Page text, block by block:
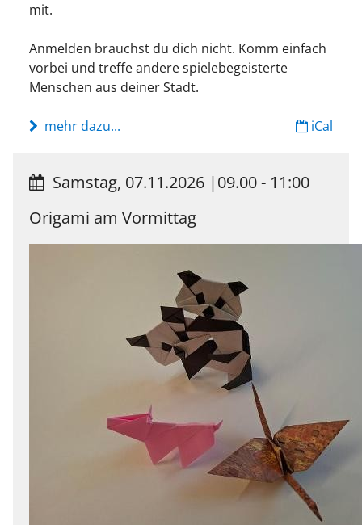
mit.
Anmelden brauchst du dich nicht. Komm einfach
vorbei und treffe andere spielebegeisterte
Menschen aus deiner Stadt.
iCal
mehr dazu...
Samstag, 07.11.2026 |09.00 - 11:00
Origami am Vormittag